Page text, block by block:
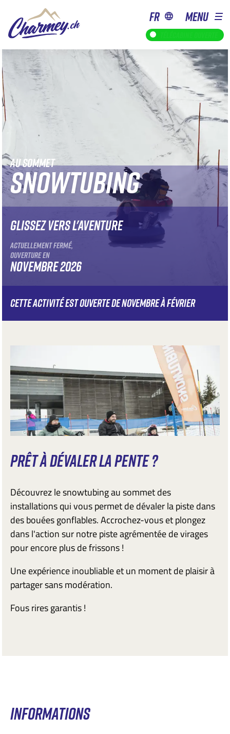
fr MENU
AU SOMMET
SNOWTUBING
GLISSEZ VERS L'AVENTURE
ACTUELLEMENT FERMÉ,
OUVERTURE EN
NOVEMBRE 2026
CETTE ACTIVITÉ EST OUVERTE DE NOVEMBRE À FÉVRIER
PRÊT À DÉVALER LA PENTE ?
Découvrez le snowtubing au sommet des
installations qui vous permet de dévaler la piste dans
des bouées gonflables. Accrochez-vous et plongez
dans l'action sur notre piste agrémentée de virages
pour encore plus de frissons !
Une expérience inoubliable et un moment de plaisir à
partager sans modération.
Fous rires garantis !
INFORMATIONS